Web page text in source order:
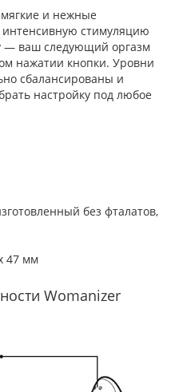
и нежные
стимуляцию
— ваш следующий оргазм
нажатии кнопки. Уровни
сбалансированы и
настройку под любое
без фталатов,
47 мм
Womanizer